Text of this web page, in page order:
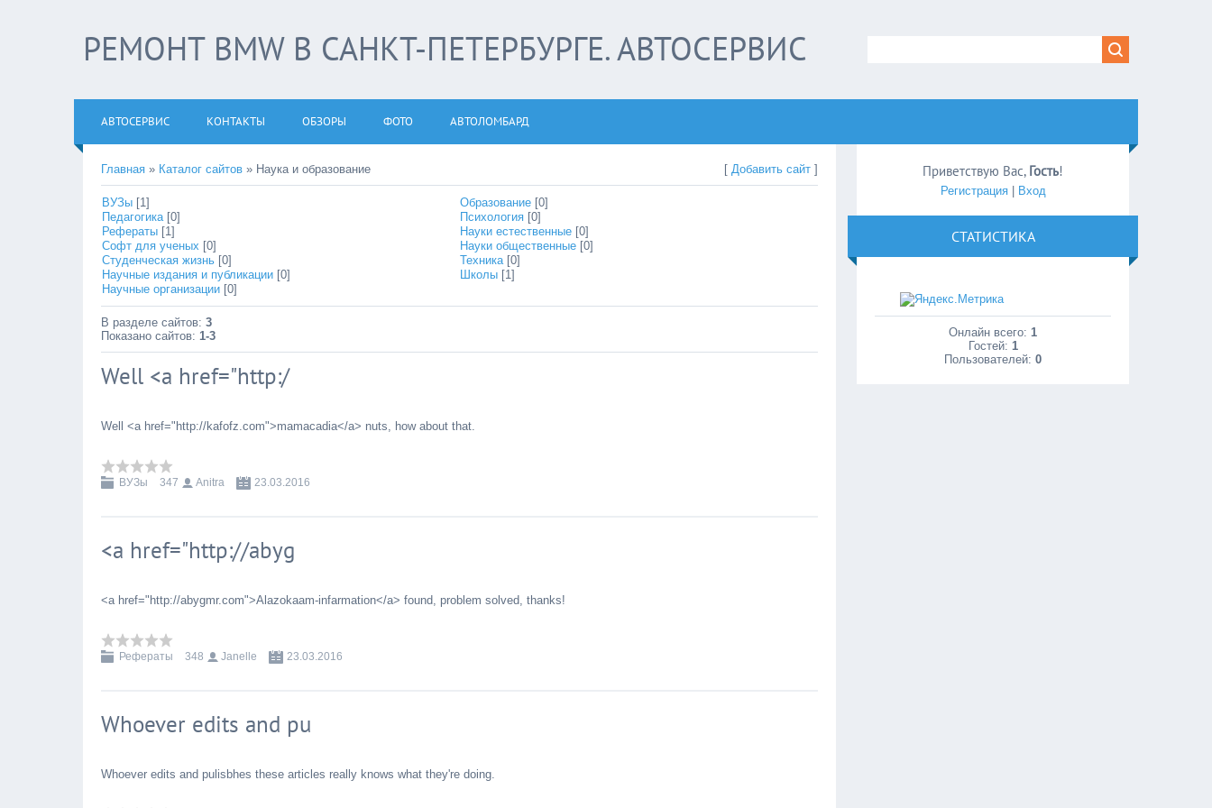
РЕМОНТ BMW В САНКТ-ПЕТЕРБУРГЕ. АВТОСЕРВИС
АВТОСЕРВИС КОНТАКТЫ ОБЗОРЫ ФОТО АВТОЛОМБАРД
Главная » Каталог сайтов » Наука и образование [ Добавить сайт ]
ВУЗы [1] Образование [0]
Педагогика [0] Психология [0]
Рефераты [1] Науки естественные [0]
Софт для ученых [0] Науки общественные [0]
Студенческая жизнь [0] Техника [0]
Научные издания и публикации [0] Школы [1]
Научные организации [0]
В разделе сайтов: 3
Показано сайтов: 1-3
Well <a href="http:/
Well <a href="http://kafofz.com">mamacadia</a> nuts, how about that.
ВУЗы 347 Anitra 23.03.2016
<a href="http://abyg
<a href="http://abygmr.com">Alazokaam-infarmation</a> found, problem solved, thanks!
Рефераты 348 Janelle 23.03.2016
Whoever edits and pu
Whoever edits and pulisbhes these articles really knows what they're doing.
Приветствую Вас, Гость!
Регистрация| Вход
СТАТИСТИКА
Онлайн всего:1
Гостей: 1
Пользователей:0